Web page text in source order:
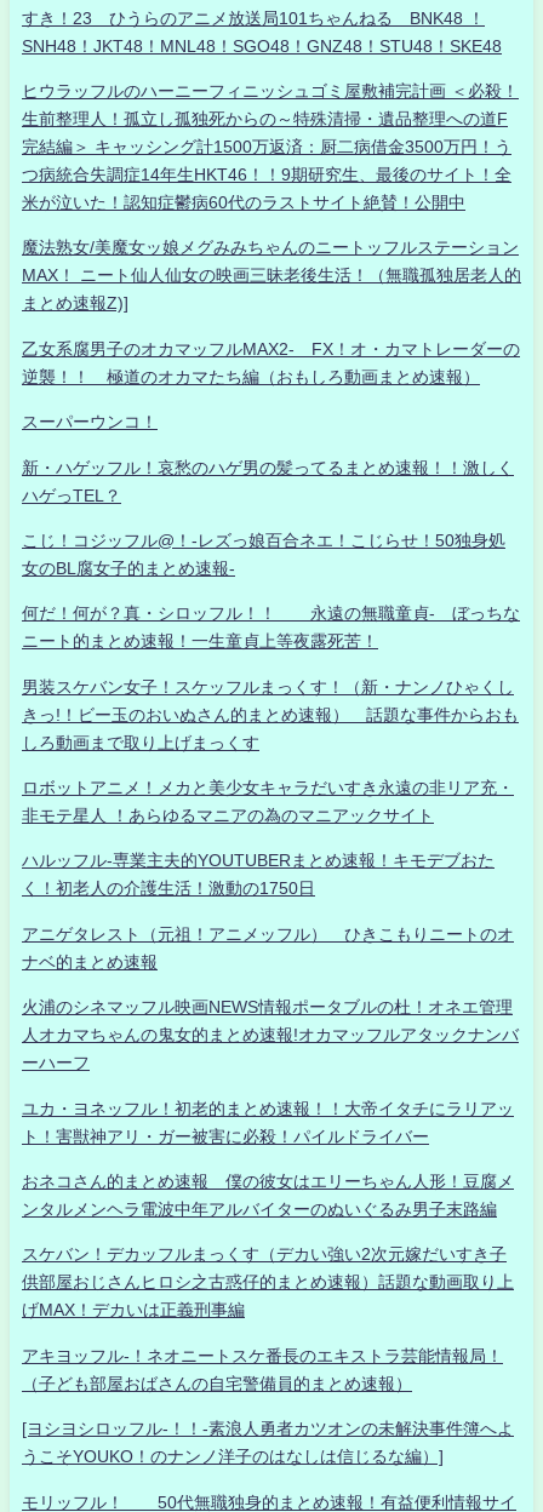
すき！23 ひうらのアニメ放送局101ちゃんねる BNK48 ！
SNH48！JKT48！MNL48！SGO48！GNZ48！STU48！SKE48
ヒウラッフルのハーニーフィニッシュゴミ屋敷補完計画 ＜必殺！
生前整理人！孤立し孤独死からの～特殊清掃・遺品整理への道F
完結編＞ キャッシング計1500万返済：厨二病借金3500万円！う
つ病統合失調症14年生HKT46！！9期研究生、最後のサイト！全
米が泣いた！認知症鬱病60代のラストサイト絶賛！公開中
魔法熟女/美魔女ッ娘メグみみちゃんのニートッフルステーション
MAX！ ニート仙人仙女の映画三昧老後生活！（無職孤独居老人的
まとめ速報Z)]
乙女系腐男子のオカマッフルMAX2- FX！オ・カマトレーダーの
逆襲！！ 極道のオカマたち編（おもしろ動画まとめ速報）
スーパーウンコ！
新・ハゲッフル！哀愁のハゲ男の髪ってるまとめ速報！！激しく
ハゲっTEL？
こじ！コジッフル@！-レズっ娘百合ネエ！こじらせ！50独身処
女のBL腐女子的まとめ速報-
何だ！何が？真・シロッフル！！ 永遠の無職童貞- ぼっちな
ニート的まとめ速報！一生童貞上等夜露死苦！
男装スケバン女子！スケッフルまっくす！（新・ナンノひゃくし
きっ!！ビー玉のおいぬさん的まとめ速報） 話題な事件からおも
しろ動画まで取り上げまっくす
ロボットアニメ！メカと美少女キャラだいすき永遠の非リア充・
非モテ星人 ！あらゆるマニアの為のマニアックサイト
ハルッフル-専業主夫的YOUTUBERまとめ速報！キモデブおた
く！初老人の介護生活！激動の1750日
アニゲタレスト（元祖！アニメッフル） ひきこもりニートのオ
ナベ的まとめ速報
火浦のシネマッフル映画NEWS情報ポータブルの杜！オネエ管理
人オカマちゃんの鬼女的まとめ速報!オカマッフルアタックナンバ
ーハーフ
ユカ・ヨネッフル！初老的まとめ速報！！大帝イタチにラリアッ
ト！害獣神アリ・ガー被害に必殺！パイルドライバー
おネコさん的まとめ速報 僕の彼女はエリーちゃん人形！豆腐メ
ンタルメンヘラ電波中年アルバイターのぬいぐるみ男子末路編
スケバン！デカッフルまっくす（デカい強い2次元嫁だいすき子
供部屋おじさんヒロシ之古惑仔的まとめ速報）話題な動画取り上
げMAX！デカいは正義刑事編
アキヨッフル-！ネオニートスケ番長のエキストラ芸能情報局！
（子ども部屋おばさんの自宅警備員的まとめ速報）
[ヨシヨシロッフル-！！-素浪人勇者カツオンの未解決事件簿へよ
うこそYOUKO！のナンノ洋子のはなしは信じるな編）]
モリッフル！ 50代無職独身的まとめ速報！有益便利情報サイ